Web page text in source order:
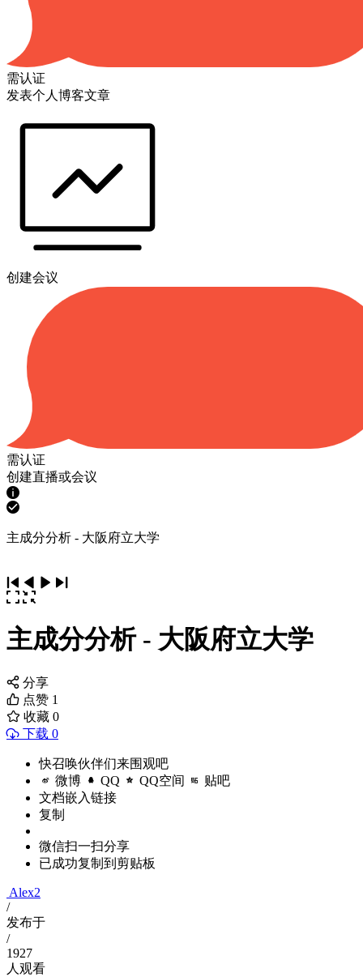
需认证
发表个人博客文章
创建会议
需认证
创建直播或会议
主成分分析 - 大阪府立大学
主成分分析 - 大阪府立大学
分享
点赞 1
收藏 0
下载 0
快召唤伙伴们来围观吧
微博 QQ QQ空间 贴吧
文档嵌入链接
复制
微信扫一扫分享
已成功复制到剪贴板
Alex2
/
发布于
/
1927
人观看